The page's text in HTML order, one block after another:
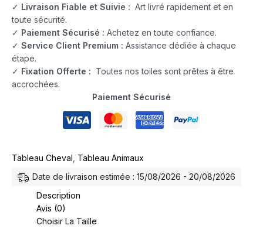
✓ Livraison Fiable et Suivie : Art livré rapidement et en
toute sécurité.
✓ Paiement Sécurisé : Achetez en toute confiance.
✓ Service Client Premium : Assistance dédiée à chaque
étape.
✓ Fixation Offerte : Toutes nos toiles sont prêtes à être
accrochées.
Paiement Sécurisé
Tableau Cheval Tableau Animaux
Date de livraison estimée : 15/08/2026 - 20/08/2026
Description
Avis (0)
Choisir La Taille